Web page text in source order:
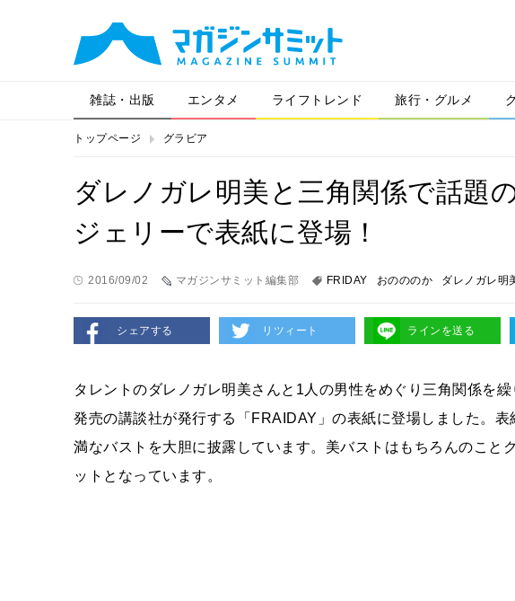
雑誌・出版 エンタメ ライフトレンド 旅行・グルメ
トップページ グラビア
ダレノガレ明美と三角関係で話題
ジェリーで表紙に登場！
2016/09/02 マガジンサミット編集部 FRIDAY おのののか ダレノガレ明
シェアする リツィート ラインを送る
タレントのダレノガレ明美さんと1人の男性をめぐり三角関係を
発売の講談社が発行する「FRAIDAY」の表紙に登場しました。
満なバストを大胆に披露しています。美バストはもちろんのこと
ットとなっています。